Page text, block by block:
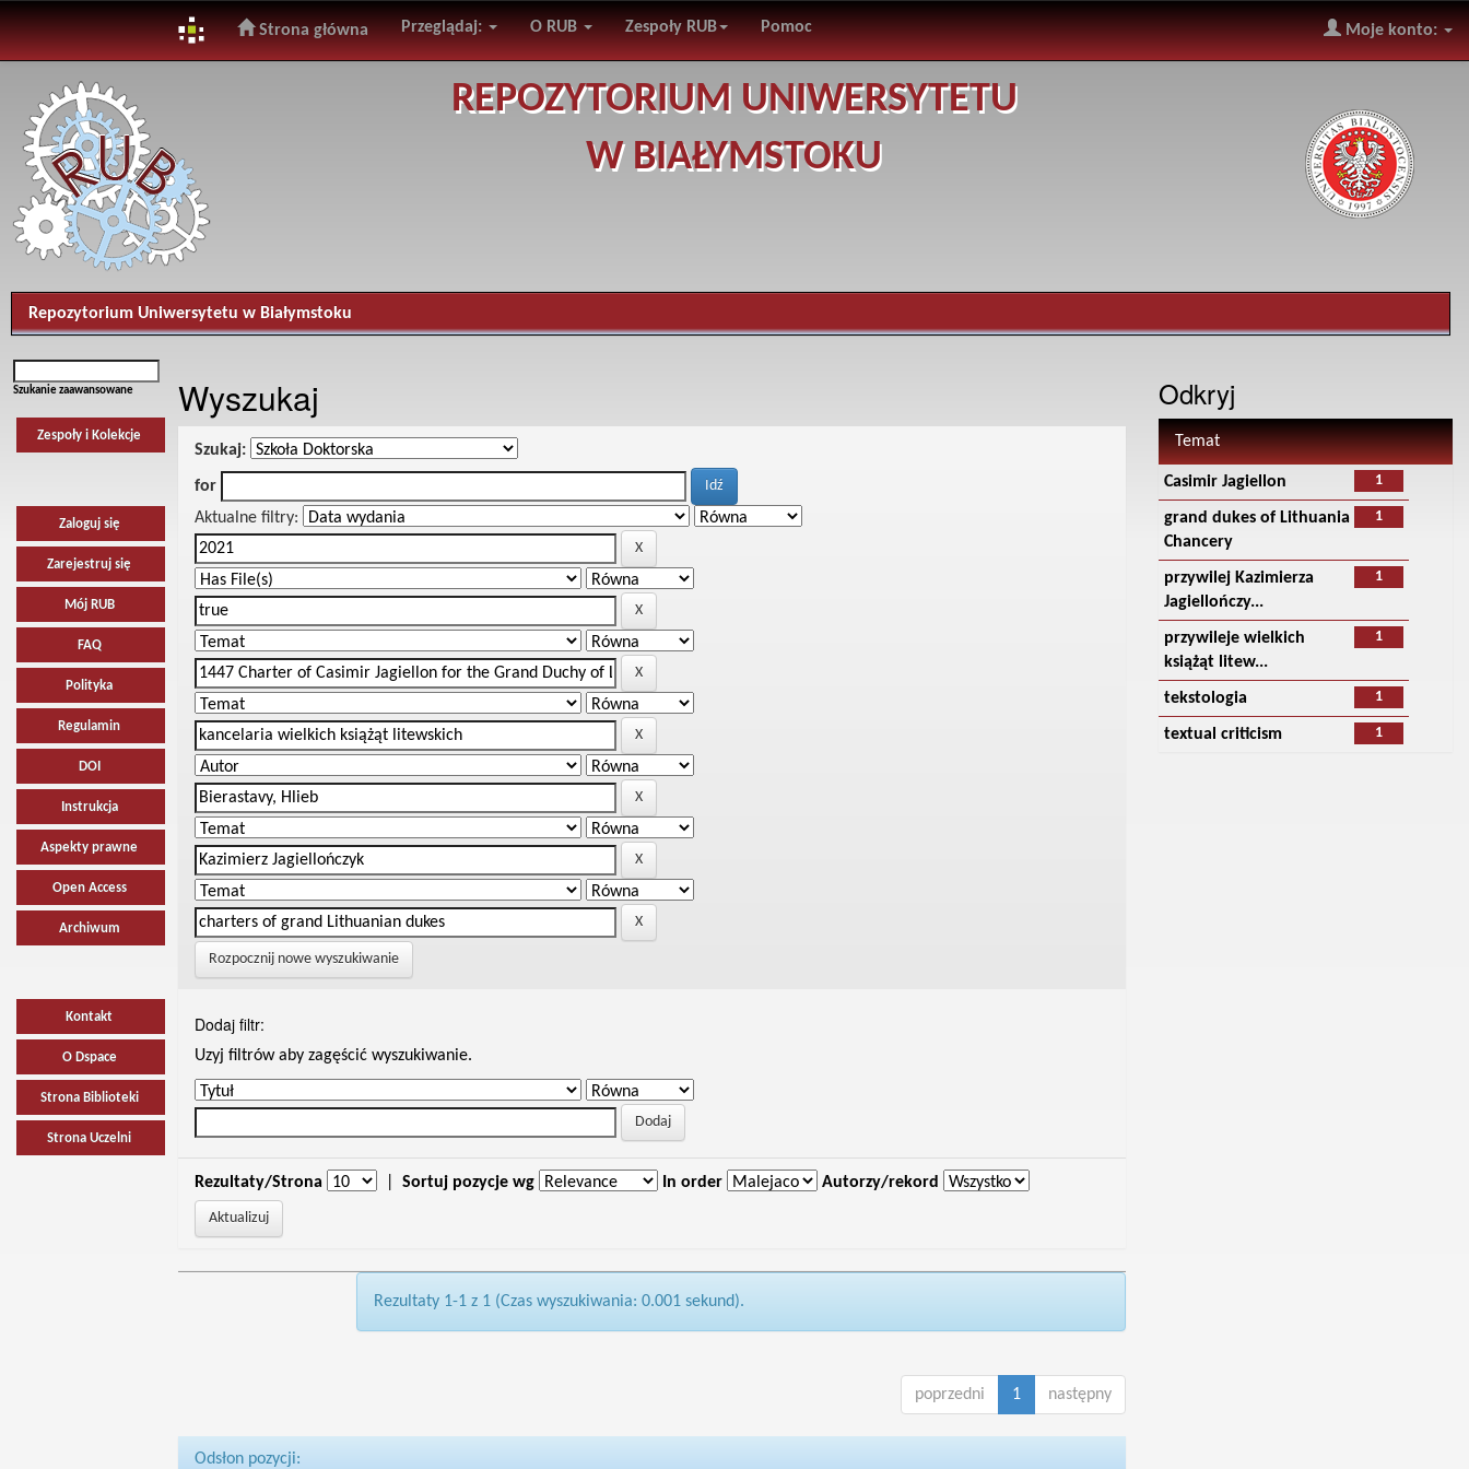
navigation
Strona główna Przeglądaj: O RUB Zespoły RUB Pomoc Moje konto:
REPOZYTORIUM UNIWERSYTETU
W BIAŁYMSTOKU
Repozytorium Uniwersytetu w Białymstoku
Szukanie zaawansowane
Zespoły i Kolekcje
Zaloguj się
Zarejestruj się
Mój RUB
FAQ
Polityka
Regulamin
DOI
Instrukcja
Aspekty prawne
Open Access
Archiwum
Kontakt
O Dspace
Strona Biblioteki
Strona Uczelni
Wyszukaj
Szukaj:
for
Aktualne filtry:
Rozpocznij nowe wyszukiwanie
Dodaj filtr:
Uzyj filtrów aby zagęścić wyszukiwanie.
Rezultaty/Strona Sortuj pozycje wg In order Autorzy/rekord
Rezultaty 1-1 z 1 (Czas wyszukiwania: 0.001 sekund).
poprzedni 1 następny
Odsłon pozycji:
Odkryj
Temat
1
Casimir Jagiellon
1
grand dukes of Lithuania
Chancery
1
przywilej Kazimierza
Jagiellończy...
1
przywileje wielkich
książąt litew...
1
tekstologia
1
textual criticism